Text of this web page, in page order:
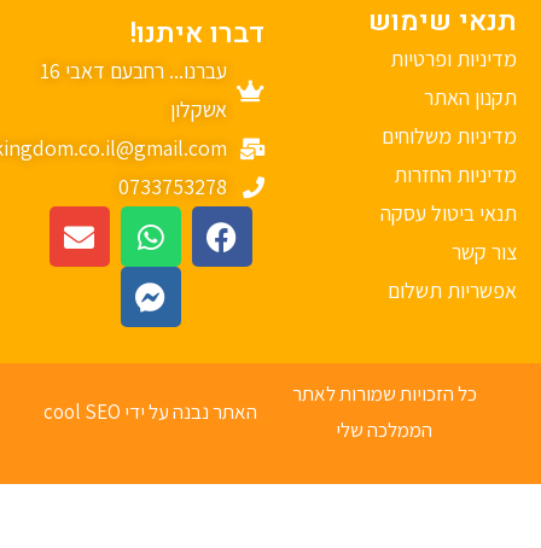
שימוש
ופרטיות
האתר
משלוחים
החזרות
ביטול עסקה
קשר
תשלום
דברו איתנו!
עברנו... רחבעם דאבי 16
אשקלון
mykingdom.co.il@gmail.com
0733753278
כל הזכויות שמורות לאתר
הממלכה שלי
האתר נבנה על ידי cool SEO